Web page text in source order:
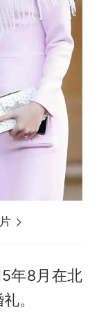
年8月在北
。